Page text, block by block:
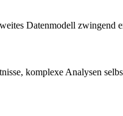
Datenmodell zwingend
komplexe Analysen